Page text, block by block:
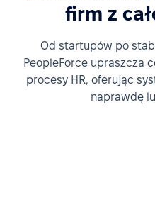
firm z
Od startupów po
PeopleForce upraszcza
procesy HR, oferując
naprawdę